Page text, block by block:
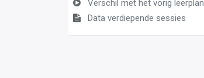
Verschil met het vorig leerplan GFL
Data verdiepende sessies